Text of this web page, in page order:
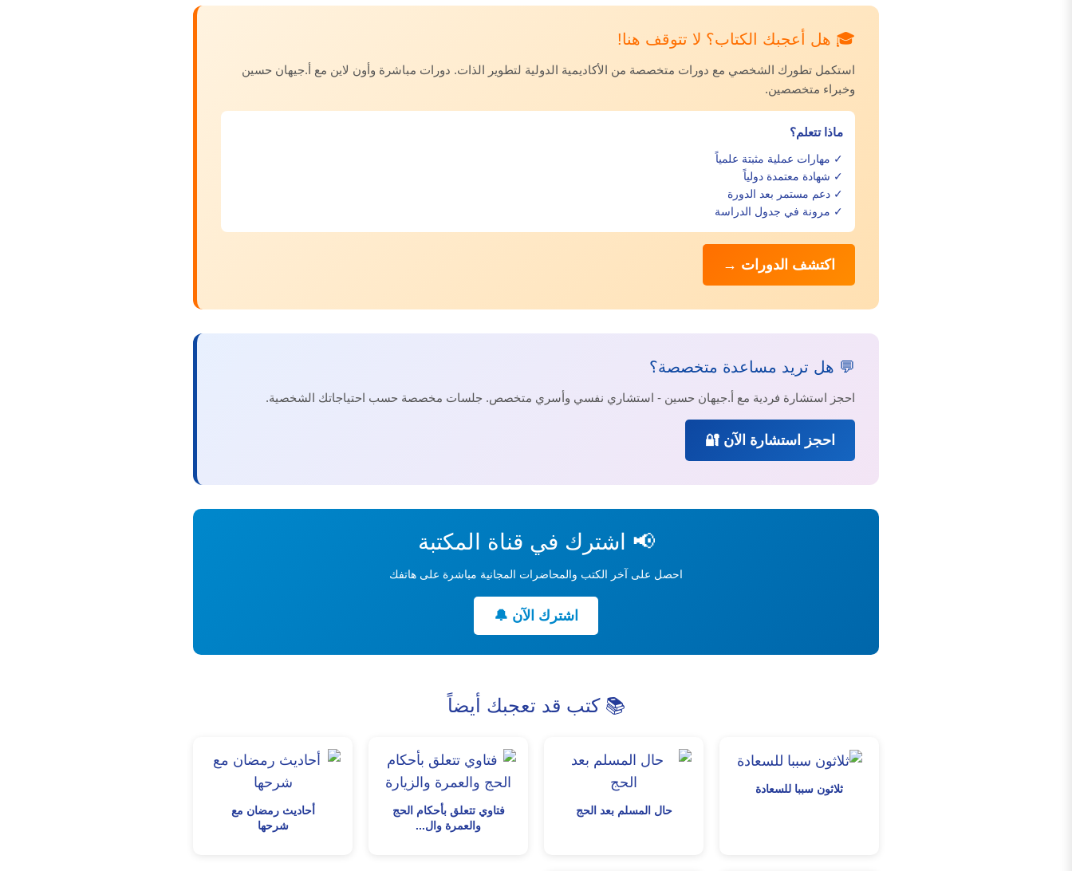
🎓 هل أعجبك الكتاب؟ لا تتوقف هنا!
استكمل تطورك الشخصي مع دورات متخصصة من الأكاديمية الدولية لتطوير الذات. دورات مباشرة وأون لاين مع أ.جيهان حسين
وخبراء متخصصين.
ماذا تتعلم؟
✓ مهارات عملية مثبتة علمياً
✓ شهادة معتمدة دولياً
✓ دعم مستمر بعد الدورة
✓ مرونة في جدول الدراسة
اكتشف الدورات →
💬 هل تريد مساعدة متخصصة؟
احجز استشارة فردية مع أ.جيهان حسين - استشاري نفسي وأسري متخصص. جلسات مخصصة حسب احتياجاتك الشخصية.
احجز استشارة الآن 🔐
📢 اشترك في قناة المكتبة
احصل على آخر الكتب والمحاضرات المجانية مباشرة على هاتفك
اشترك الآن 🔔
📚 كتب قد تعجبك أيضاً
ثلاثون سببا للسعادة
حال المسلم بعد الحج
فتاوي تتعلق بأحكام الحج
والعمرة وال...
أحاديث رمضان مع
شرحها